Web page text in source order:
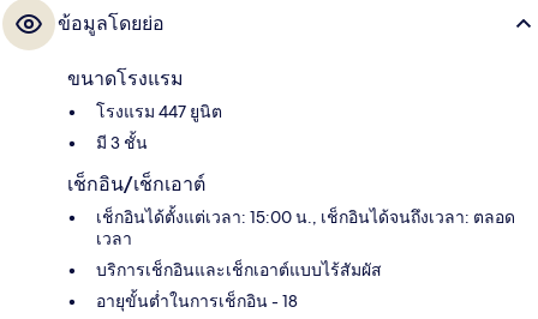
ข้อมูลโดยย่อ
ขนาดโรงแรม
โรงแรม 447 ยูนิต
มี 3 ชั้น
เช็กอิน/เช็กเอาต์
เช็กอินได้ตั้งแต่เวลา: 15:00 น., เช็กอินได้จนถึงเวลา: ตลอด
เวลา
บริการเช็กอินและเช็กเอาต์แบบไร้สัมผัส
อายุขั้นต่ำในการเช็กอิน - 18